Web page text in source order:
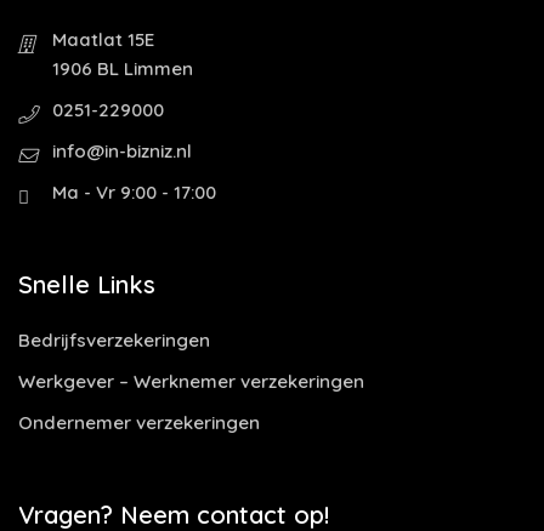
Maatlat 15E
1906 BL Limmen
0251-229000
info@in-bizniz.nl
Ma - Vr 9:00 - 17:00
Snelle Links
Bedrijfsverzekeringen
Werkgever – Werknemer verzekeringen
Ondernemer verzekeringen
Vragen? Neem contact op!